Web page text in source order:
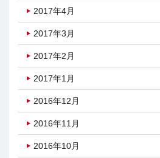
2017年4月
2017年3月
2017年2月
2017年1月
2016年12月
2016年11月
2016年10月